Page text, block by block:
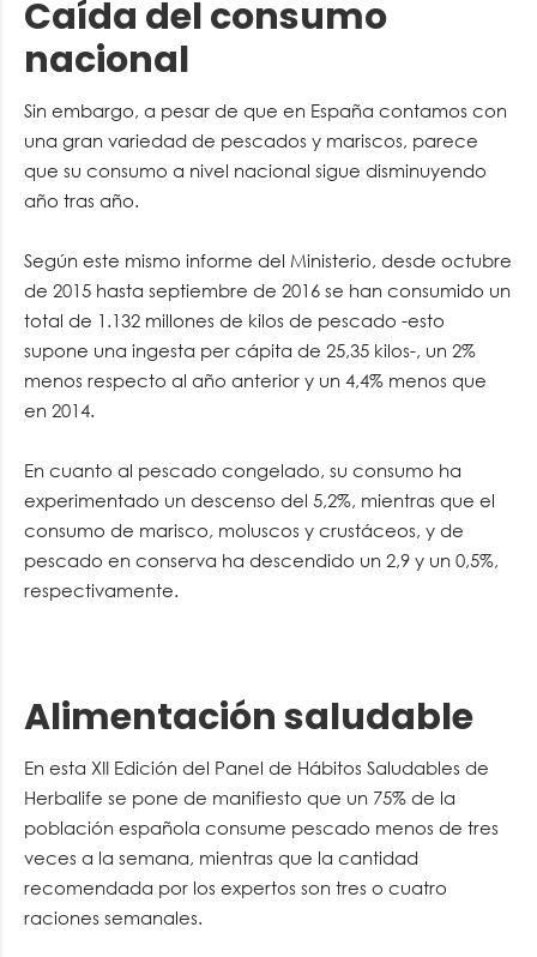
Caída del consumo
nacional
Sin embargo, a pesar de que en España contamos con
una gran variedad de pescados y mariscos, parece
que su consumo a nivel nacional sigue disminuyendo
año tras año.
Según este mismo informe del Ministerio, desde octubre
de 2015 hasta septiembre de 2016 se han consumido un
total de 1.132 millones de kilos de pescado -esto
supone una ingesta per cápita de 25,35 kilos-, un 2%
menos respecto al año anterior y un 4,4% menos que
en 2014.
En cuanto al pescado congelado, su consumo ha
experimentado un descenso del 5,2%, mientras que el
consumo de marisco, moluscos y crustáceos, y de
pescado en conserva ha descendido un 2,9 y un 0,5%,
respectivamente.
Alimentación saludable
En esta XII Edición del Panel de Hábitos Saludables de
Herbalife se pone de manifiesto que un 75% de la
población española consume pescado menos de tres
veces a la semana, mientras que la cantidad
recomendada por los expertos son tres o cuatro
raciones semanales.